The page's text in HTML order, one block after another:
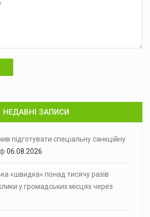
НЕДАВНІ ЗАПИСИ
підготувати спеціальну санкційну
06.08.2026
«швидка» понад тисячу разів
у громадських місцях через